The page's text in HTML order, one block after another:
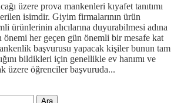
üzere prova mankenleri kıyafet tanıtımı
isimdir. Giyim firmalarının ürün
ürünlerinin alıcılarına duyurabilmesi adına
her geçen gün önemli bir mesafe kat
başvurusu yapacak kişiler bunun tam
bildikleri için genellikle ev hanımı ve
üzere öğrenciler başvuruda...